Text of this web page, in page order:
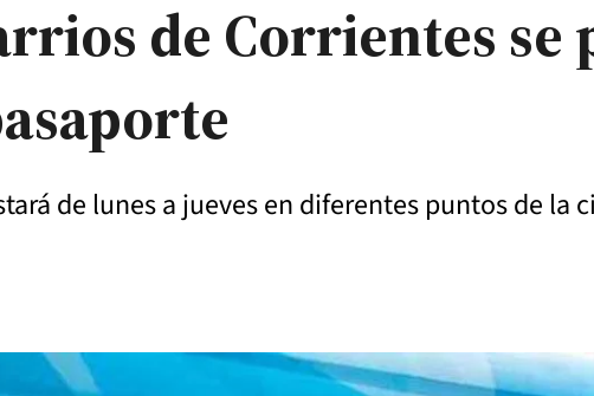
de Corrientes
de lunes a jueves en diferentes puntos de la